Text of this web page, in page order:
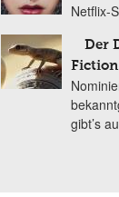
Netflix-
Der
gibt’s